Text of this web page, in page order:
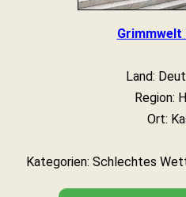
Grimmwelt
Land:
Region:
Ort:
Kategorien: Schlechtes